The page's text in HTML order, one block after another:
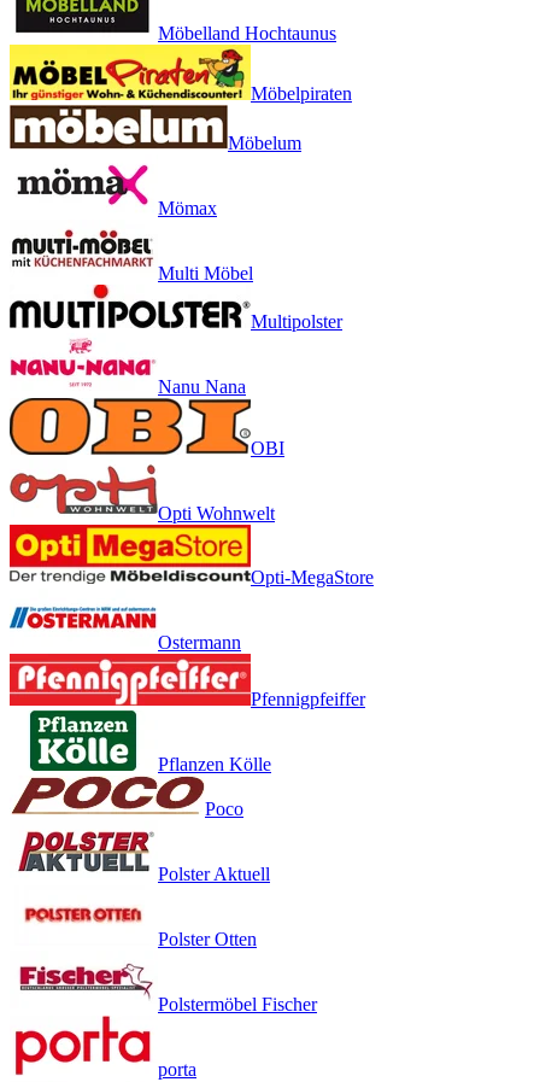
Möbelland Hochtaunus
Möbelpiraten
Möbelum
Mömax
Multi Möbel
Multipolster
Nanu Nana
OBI
Opti Wohnwelt
Opti-MegaStore
Ostermann
Pfennigpfeiffer
Pflanzen Kölle
Poco
Polster Aktuell
Polster Otten
Polstermöbel Fischer
porta